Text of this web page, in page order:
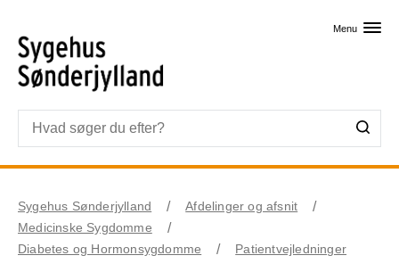
Menu
Sygehus Sønderjylland
Afdelinger og afsnit
Medicinske Sygdomme
Diabetes og Hormonsygdomme
Patientvejledninger